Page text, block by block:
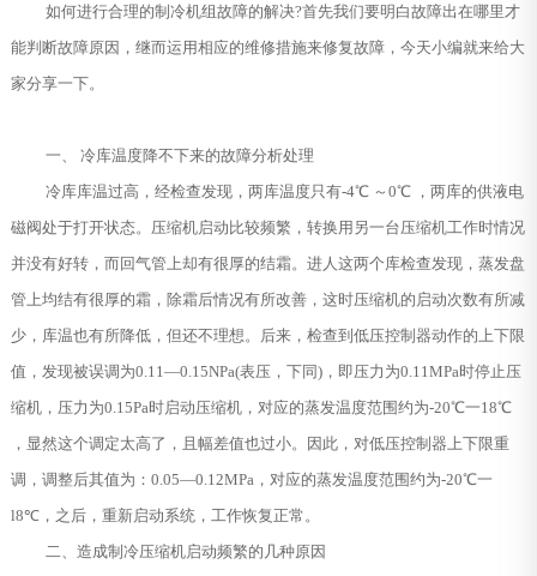
如何进行合理的制冷机组故障的解决?首先我们要明白故障出在哪里才
能判断故障原因，继而运用相应的维修措施来修复故障，今天小编就来给大
家分享一下。
一、 冷库温度降不下来的故障分析处理
冷库库温过高，经检查发现，两库温度只有-4℃ ～0℃ ，两库的供液电
磁阀处于打开状态。压缩机启动比较频繁，转换用另一台压缩机工作时情况
并没有好转，而回气管上却有很厚的结霜。进人这两个库检查发现，蒸发盘
管上均结有很厚的霜，除霜后情况有所改善，这时压缩机的启动次数有所减
少，库温也有所降低，但还不理想。后来，检查到低压控制器动作的上下限
值，发现被误调为0.11—0.15NPa(表压，下同)，即压力为0.11MPa时停止压
缩机，压力为0.15Pa时启动压缩机，对应的蒸发温度范围约为-20℃一18℃
，显然这个调定太高了，且幅差值也过小。因此，对低压控制器上下限重
调，调整后其值为：0.05—0.12MPa，对应的蒸发温度范围约为-20℃一
l8℃，之后，重新启动系统，工作恢复正常。
二、造成制冷压缩机启动频繁的几种原因